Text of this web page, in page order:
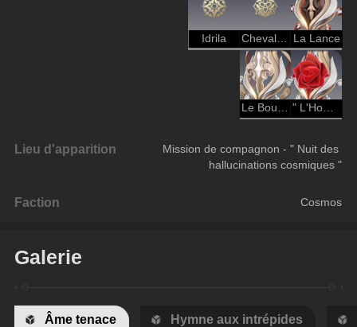
Idrila Chevaliers de la beauté - Beauté La Lance
Le Bouclier " L'Honneur "
Lieu d'apparition
Mission de compagnon - " Nuit des
hallucinations cosmiques "
Faction Cosmos
Galerie
Âme tenace Hymne aux intrépides